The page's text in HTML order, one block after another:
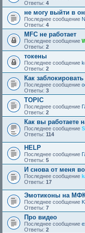
Ответы: 4
не могу выйти в
Последнее сообщение
Ответы: 4
MFC не работает
Последнее сообщение
Ответы: 2
токены
Последнее сообщение
Ответы: 2
Как заблокировать
Последнее сообщение
Ответы: 3
TOPIC
Последнее сообщение
Ответы: 2
Как вы работаете
Последнее сообщение
Ответы: 114
HELP
Последнее сообщение
Ответы: 5
И снова от меня
Последнее сообщение
Ответы: 17
Эмотиконы на
Последнее сообщение
Ответы: 7
Про видео
Последнее сообщение
Ответы: 2